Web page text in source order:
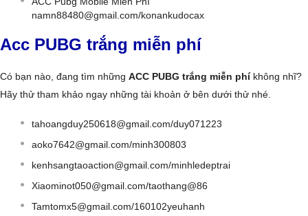
namn88480@gmail.com/konankudocax
Acc PUBG trắng miễn phí
Có bạn nào, đang tìm những ACC PUBG trắng miễn phíkhông nhĩ?
Hãy thử tham khảo ngay những tài khoản ở bên dưới thử nhé.
tahoangduy250618@gmail.com/duy071223
aoko7642@gmail.com/minh300803
kenhsangtaoaction@gmail.com/minhledeptrai
Xiaominot050@gmail.com/taothang@86
Tamtomx5@gmail.com/160102yeuhanh